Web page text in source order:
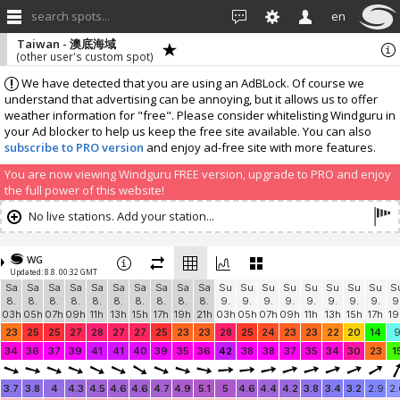
search spots... en
We have detected that you are using an AdBLock. Of course we
understand that advertising can be annoying, but it allows us to offer
weather information for "free". Please consider whitelisting Windguru in
your Ad blocker to help us keep the free site available. You can also
subscribe to PRO version and enjoy ad-free site with more features.
You are now viewing Windguru FREE version, upgrade to PRO and enjoy
the full power of this website!
Taiwan - 澳底海域
(other user's custom spot)
No live stations. Add your station...
WG
Updated: 8.8. 00:32 GMT
Sa
8.
03h
Sa
8.
05h
Sa
8.
07h
Sa
8.
09h
Sa
8.
11h
Sa
8.
13h
Sa
8.
15h
Sa
8.
17h
Sa
8.
19h
Sa
8.
21h
Su
9.
03h
Su
9.
05h
Su
9.
07h
Su
9.
09h
Su
9.
11h
Su
9.
13h
Su
9.
15h
Su
9.
17h
23
25 25 27 28 27 27 25 23 23 28 25 24 23 23 22 20 14
9
34
36 37 39 41 41 40 39 35 36 42 38 38 37 35 34 30 23
3.7 3.8 4 4.3 4.5 4.6 4.6 4.7 4.9 5.1 5 4.6 4.4 4.2 3.8 3.4 3.2 2.9